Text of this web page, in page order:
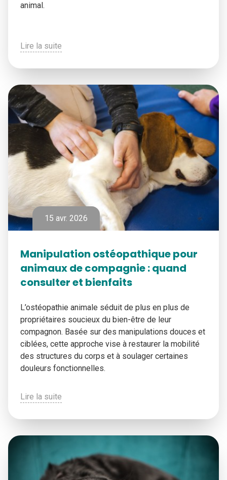
animal.
Lire la suite
15 avr. 2026
Manipulation ostéopathique pour
animaux de compagnie : quand
consulter et bienfaits
L’ostéopathie animale séduit de plus en plus de
propriétaires soucieux du bien-être de leur
compagnon. Basée sur des manipulations douces et
ciblées, cette approche vise à restaurer la mobilité
des structures du corps et à soulager certaines
douleurs fonctionnelles.
Lire la suite